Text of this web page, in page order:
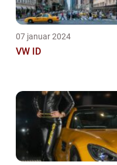
07 januar 2024
VW ID